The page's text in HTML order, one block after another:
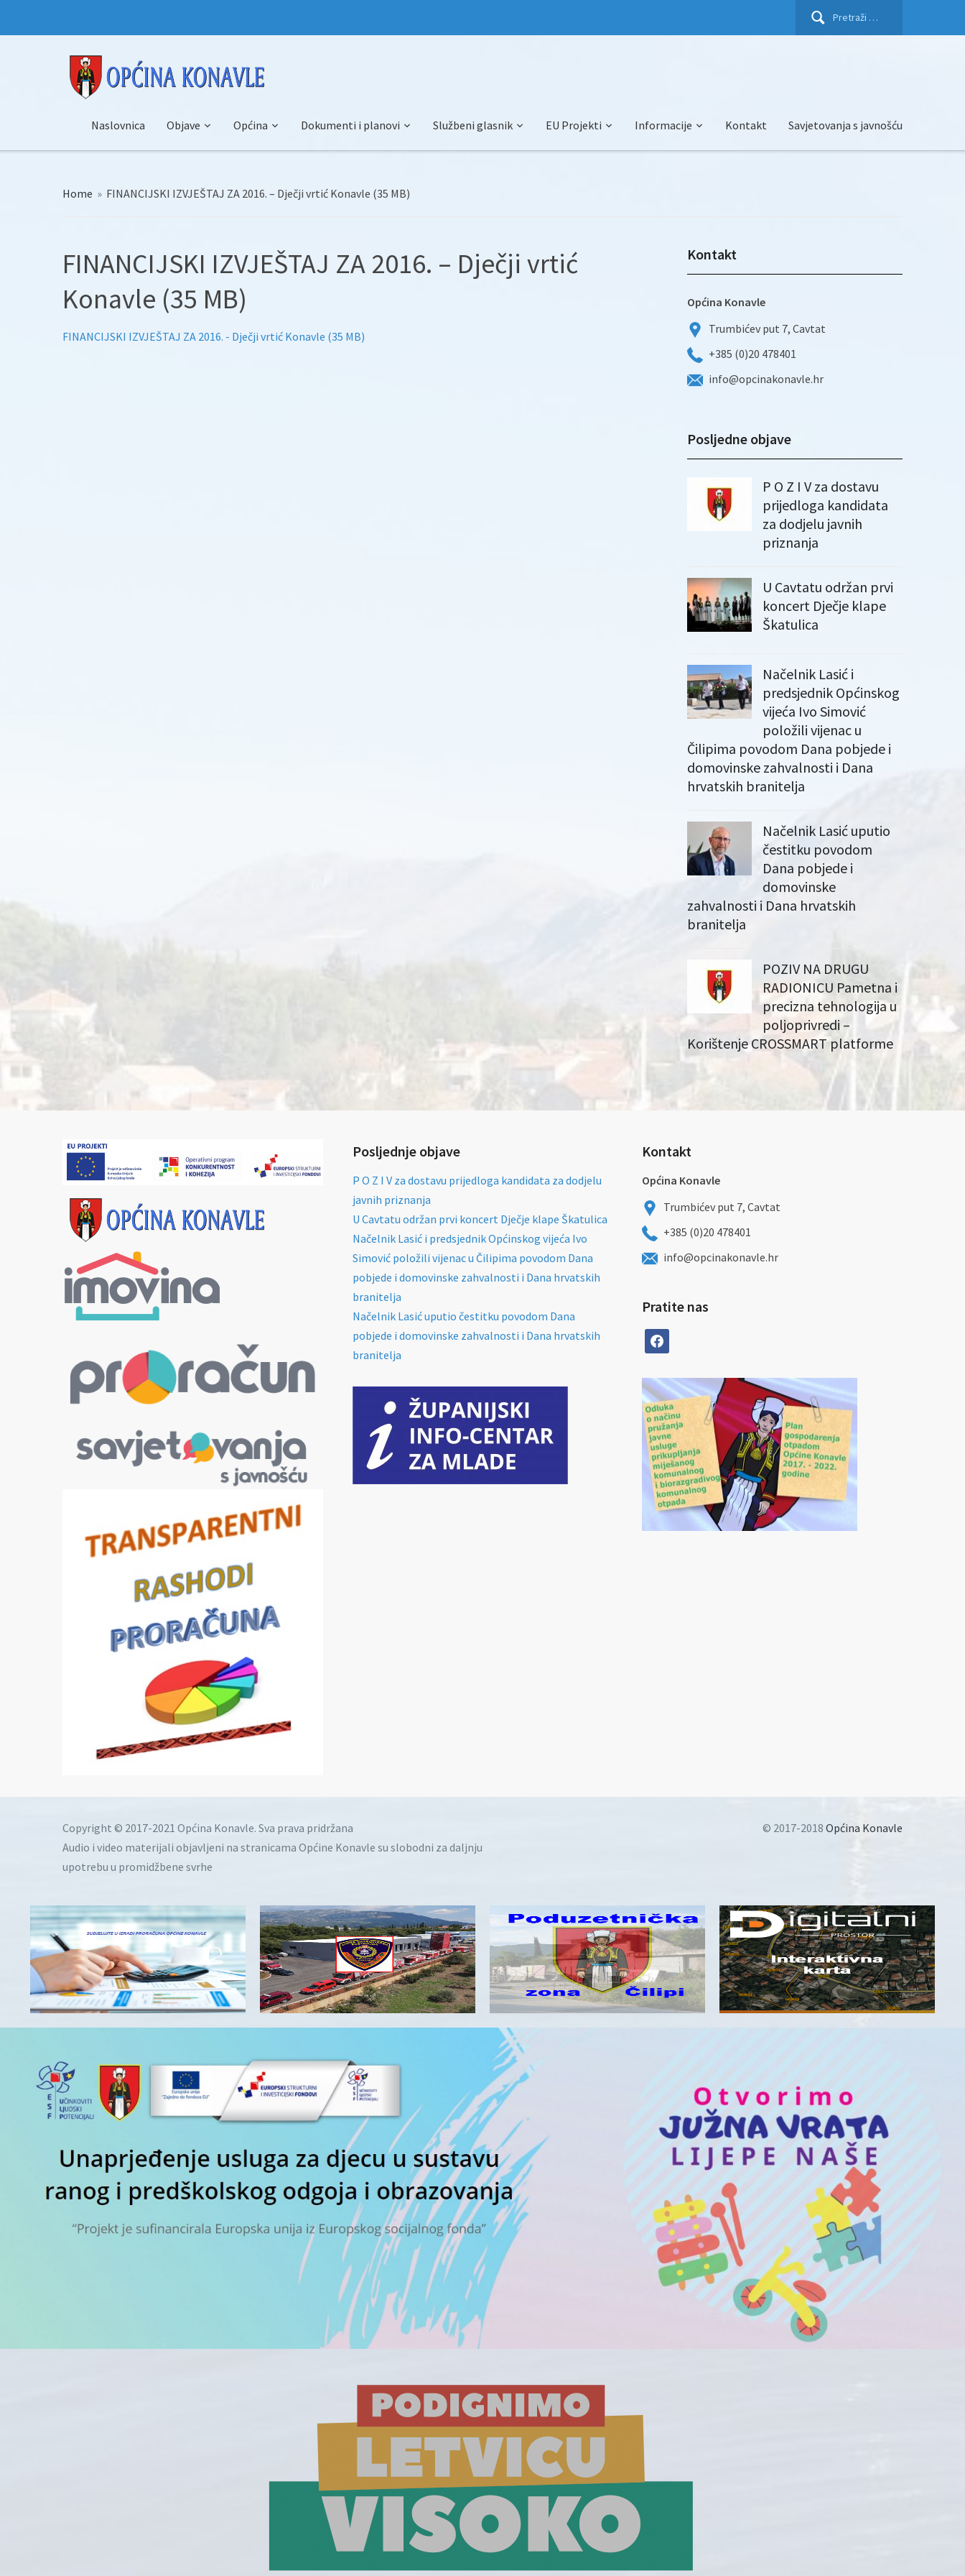
Pretraži:
Naslovnica Objave Općina Dokumenti i planovi Službeni glasnik EU Projekti Informacije Kontakt Savjetovanja s javnošću
Home » FINANCIJSKI IZVJEŠTAJ ZA 2016. – Dječji vrtić Konavle (35 MB)
FINANCIJSKI IZVJEŠTAJ ZA 2016. – Dječji vrtić
Konavle (35 MB)
FINANCIJSKI IZVJEŠTAJ ZA 2016. - Dječji vrtić Konavle (35 MB)
Kontakt
Općina Konavle
Trumbićev put 7, Cavtat
+385 (0)20 478401
info@opcinakonavle.hr
Posljedne objave
P O Z I V za dostavu
prijedloga kandidata
za dodjelu javnih
priznanja
U Cavtatu održan prvi
koncert Dječje klape
Škatulica
Načelnik Lasić i
predsjednik Općinskog
vijeća Ivo Simović
položili vijenac u
Čilipima povodom Dana pobjede i
domovinske zahvalnosti i Dana
hrvatskih branitelja
Načelnik Lasić uputio
čestitku povodom
Dana pobjede i
domovinske
zahvalnosti i Dana hrvatskih
branitelja
POZIV NA DRUGU
RADIONICU Pametna i
precizna tehnologija u
poljoprivredi –
Korištenje CROSSMART platforme
Posljednje objave
P O Z I V za dostavu prijedloga kandidata za dodjelu
javnih priznanja
U Cavtatu održan prvi koncert Dječje klape Škatulica
Načelnik Lasić i predsjednik Općinskog vijeća Ivo
Simović položili vijenac u Čilipima povodom Dana
pobjede i domovinske zahvalnosti i Dana hrvatskih
branitelja
Načelnik Lasić uputio čestitku povodom Dana
pobjede i domovinske zahvalnosti i Dana hrvatskih
branitelja
Kontakt
Općina Konavle
Trumbićev put 7, Cavtat
+385 (0)20 478401
info@opcinakonavle.hr
Pratite nas
facebook
Copyright © 2017-2021 Općina Konavle. Sva prava pridržana
Audio i video materijali objavljeni na stranicama Općine Konavle su slobodni za daljnju
upotrebu u promidžbene svrhe
© 2017-2018 Općina Konavle